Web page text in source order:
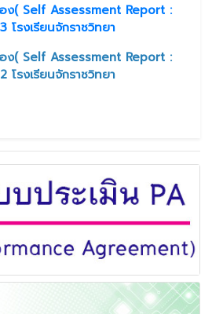
อง( Self Assessment Report :
โรงเรียนจักราชวิทยา
อง( Self Assessment Report :
โรงเรียนจักราชวิทยา